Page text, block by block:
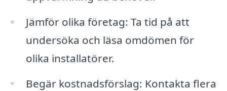
Jämför olika företag: Ta tid på att
undersöka och läsa omdömen för
olika installatörer.
Begär kostnadsförslag: Kontakta flera